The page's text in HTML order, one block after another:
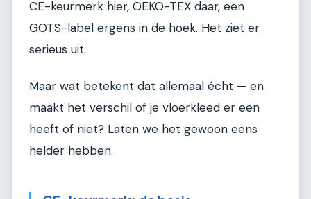
CE-keurmerk hier, OEKO-TEX daar, een
GOTS-label ergens in de hoek. Het ziet er
serieus uit.
Maar wat betekent dat allemaal écht — en
maakt het verschil of je vloerkleed er een
heeft of niet? Laten we het gewoon eens
helder hebben.